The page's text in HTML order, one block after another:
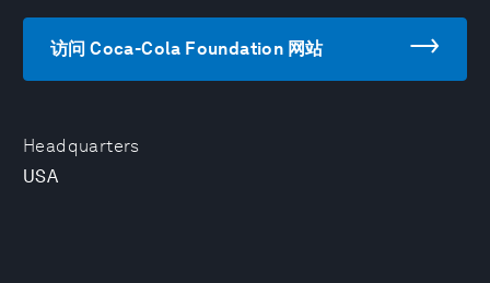
Headquarters
USA
访问 Coca-Cola Foundation 网站